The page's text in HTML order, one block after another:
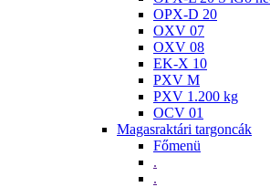
OPX-D 20
OXV 07
OXV 08
EK-X 10
PXV M
PXV 1.200 kg
OCV 01
Magasraktári targoncák
Főmenü
.
.